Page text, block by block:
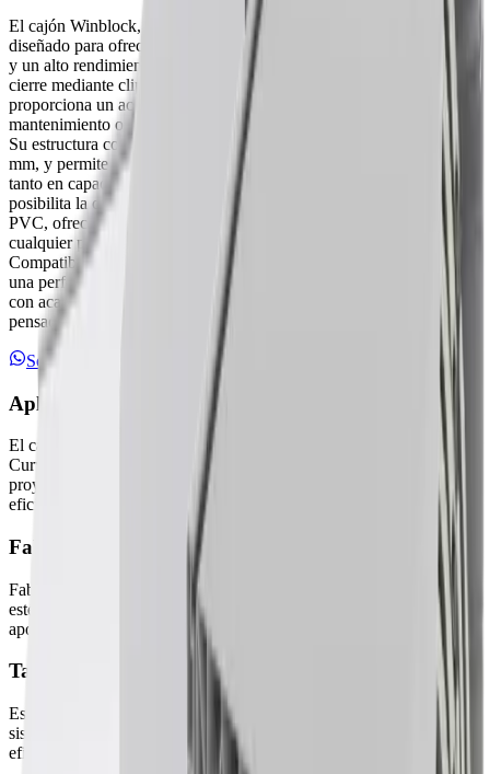
El cajón Winblock, disponible en versiones recta y curva, ha sido
diseñado para ofrecer una estética ligera, una gran capacidad interior
y un alto rendimiento térmico y acústico. Gracias a su sistema de
cierre mediante clips y el anclaje optimizado de sus perfiles,
proporciona un acceso cómodo al interior del cajón para tareas de
mantenimiento o inspección.
Su estructura compacta está disponible en tamaños de 200 y 230
mm, y permite versiones en doble tabique de PVC, que igualan
tanto en capacidad como en diseño al modelo de aluminio. Esto
posibilita la creación de combinaciones mixtas entre aluminio y
PVC, ofreciendo máxima adaptabilidad estética y técnica en
cualquier proyecto.
Compatible con carpinterías de PVC y aluminio, Winblock garantiza
una perfecta uniformidad visual entre cajón, persiana y carpintería,
con acabados de alta calidad y accesorios que completan un sistema
pensado para rendir al máximo en confort y eficiencia.
Solicitar presupuesto
Aplicación
El cajón Winblock, disponible también en su versión Winblock
Curvo, está diseñado para su uso tanto en obra nueva como en
proyectos de rehabilitación, ofreciendo una solución compacta,
eficiente y visualmente integrada.
Fabricado con PVC
Fabricado en PVC o en combinaciones mixtas de PVC y aluminio,
este sistema se adapta a distintas exigencias técnicas y estéticas,
aportando flexibilidad y rendimiento.
Tamaños disponibles
Está disponible en dos tamaños —200 y 230 mm— y se basa en un
sistema compacto de PVC que permite una integración discreta y
eficaz en distintos tipos de fachada.